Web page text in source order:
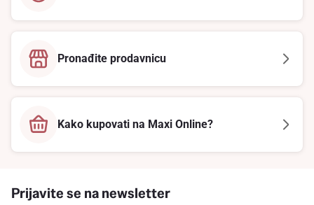
Pronađite prodavnicu
Kako kupovati na Maxi Online?
Prijavite se na newsletter